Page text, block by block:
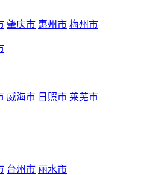
肇庆市 惠州市 梅州市
威海市 日照市 莱芜市
台州市 丽水市